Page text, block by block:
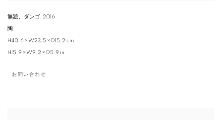
無題、ダンゴ, 2016
陶
H40.6 × W23.5 × D15.2 cm
H15.9 × W9.2 × D5.9 in.
お問い合わせ